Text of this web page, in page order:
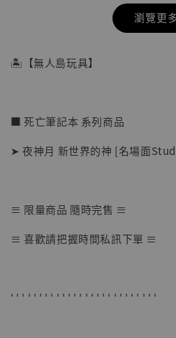
【店內現貨】七龍珠 系
NT$ 5,580
瀏覽更
🏝【無人島玩具】
■ 死亡筆記本 系列商品
➤ 夜神月 新世界的神 [名場面
≡ 限量商品 隨時完售 ≡
≡ 喜歡請把握時間私訊下單 ≡
' ' ' ' ' ' ' ' ' ' ' ' ' ' ' ' ' ' ' ' ' ' ' ' ' '